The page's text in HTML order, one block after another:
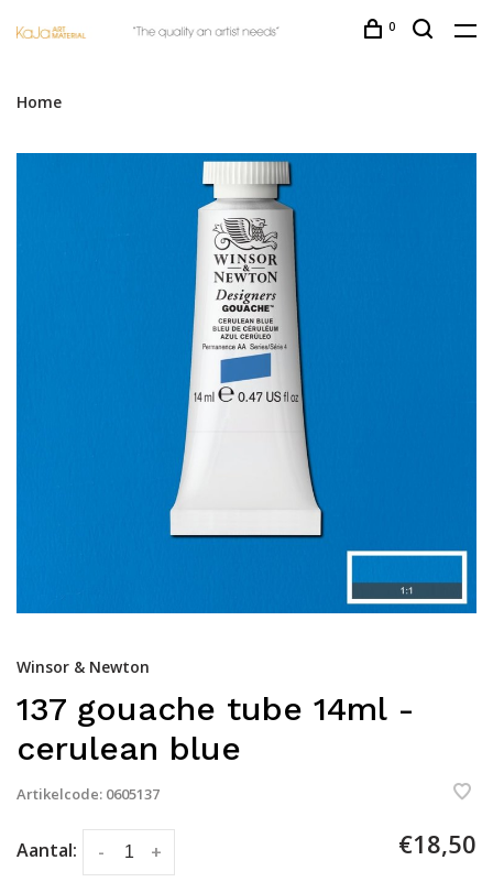
0
Home
Winsor & Newton
137 gouache tube 14ml -
cerulean blue
Artikelcode: 0605137
Aantal: +
- €18,50